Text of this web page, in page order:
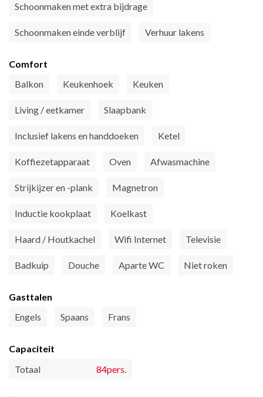
Schoonmaken met extra bijdrage
Schoonmaken einde verblijf Verhuur lakens
Comfort
Balkon
Keukenhoek Keuken
Living / eetkamer Slaapbank
Inclusief lakens en handdoeken Ketel
Koffiezetapparaat Oven Afwasmachine
Strijkijzer en -plank Magnetron
Inductie kookplaat Koelkast
Haard / Houtkachel Wifi Internet Televisie
Badkuip Douche Aparte WC Niet roken
Gasttalen
Engels
Spaans Frans
Capaciteit
Totaal
84pers.